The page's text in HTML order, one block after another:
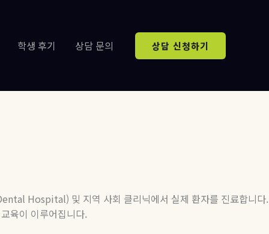
학생 후기 상담 문의 상담 신청하기
Hospital) 및 지역 사회 클리닉에서 실제 환자를 진료합니다.
육이 이루어집니다.